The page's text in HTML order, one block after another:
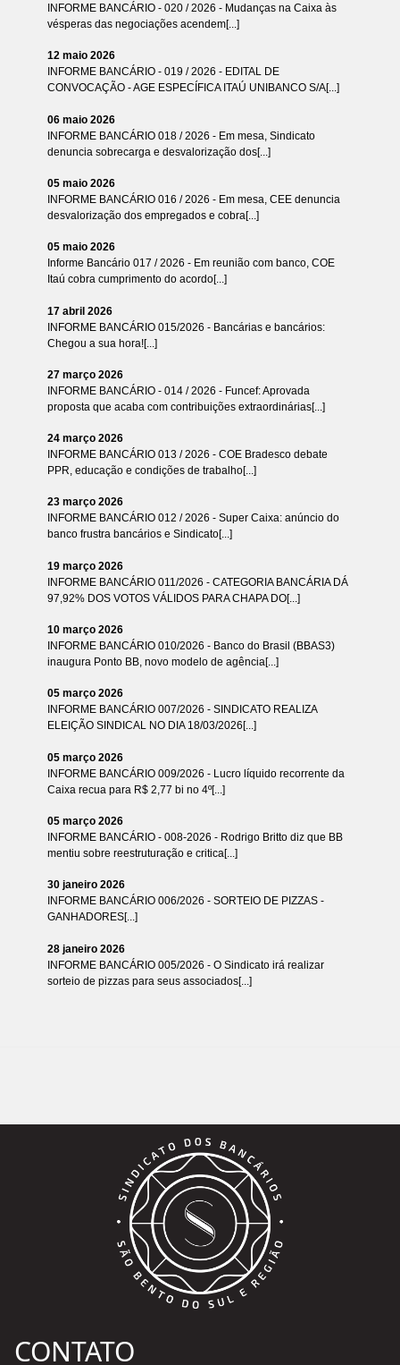
INFORME BANCÁRIO - 020 / 2026 - Mudanças na Caixa às
vésperas das negociações acendem[...]
12 maio 2026
INFORME BANCÁRIO - 019 / 2026 - EDITAL DE
CONVOCAÇÃO - AGE ESPECÍFICA ITAÚ UNIBANCO S/A[...]
06 maio 2026
INFORME BANCÁRIO 018 / 2026 - Em mesa, Sindicato
denuncia sobrecarga e desvalorização dos[...]
05 maio 2026
INFORME BANCÁRIO 016 / 2026 - Em mesa, CEE denuncia
desvalorização dos empregados e cobra[...]
05 maio 2026
Informe Bancário 017 / 2026 - Em reunião com banco, COE
Itaú cobra cumprimento do acordo[...]
17 abril 2026
INFORME BANCÁRIO 015/2026 - Bancárias e bancários:
Chegou a sua hora![...]
27 março 2026
INFORME BANCÁRIO - 014 / 2026 - Funcef: Aprovada
proposta que acaba com contribuições extraordinárias[...]
24 março 2026
INFORME BANCÁRIO 013 / 2026 - COE Bradesco debate
PPR, educação e condições de trabalho[...]
23 março 2026
INFORME BANCÁRIO 012 / 2026 - Super Caixa: anúncio do
banco frustra bancários e Sindicato[...]
19 março 2026
INFORME BANCÁRIO 011/2026 - CATEGORIA BANCÁRIA DÁ
97,92% DOS VOTOS VÁLIDOS PARA CHAPA DO[...]
10 março 2026
INFORME BANCÁRIO 010/2026 - Banco do Brasil (BBAS3)
inaugura Ponto BB, novo modelo de agência[...]
05 março 2026
INFORME BANCÁRIO 007/2026 - SINDICATO REALIZA
ELEIÇÃO SINDICAL NO DIA 18/03/2026[...]
05 março 2026
INFORME BANCÁRIO 009/2026 - Lucro líquido recorrente da
Caixa recua para R$ 2,77 bi no 4º[...]
05 março 2026
INFORME BANCÁRIO - 008-2026 - Rodrigo Britto diz que BB
mentiu sobre reestruturação e critica[...]
30 janeiro 2026
INFORME BANCÁRIO 006/2026 - SORTEIO DE PIZZAS -
GANHADORES[...]
28 janeiro 2026
INFORME BANCÁRIO 005/2026 - O Sindicato irá realizar
sorteio de pizzas para seus associados[...]
CONTATO